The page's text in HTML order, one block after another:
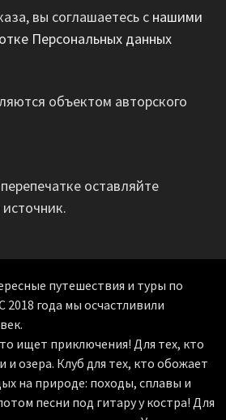
вы соглашаетесь с нашими
Персональных данных
объектом авторского
оставляйте
путешествия и туры по
2018 года мы осчастливили
ищет приключения! Для тех, кто
и озера. Клуб для тех, кто обожает
на природе: походы, сплавы и
песни под гитару у костра! Для